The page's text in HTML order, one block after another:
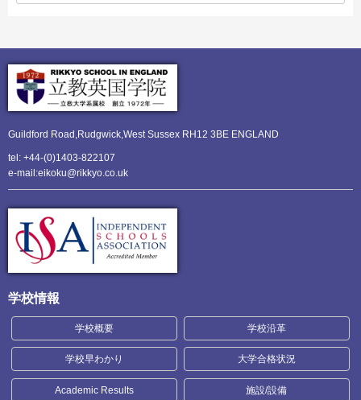
Guildford Road,Rudgwick,West Sussex RH12 3BE ENGLAND
tel: +44-(0)1403-822107
e-mail:eikoku@rikkyo.co.uk
学校情報
学校概要 学校沿革
学校早わかり 大学合格状況
Academic Results 施設/設備